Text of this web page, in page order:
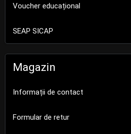
Voucher educațional
SEAP SICAP
Magazin
Informații de contact
Formular de retur